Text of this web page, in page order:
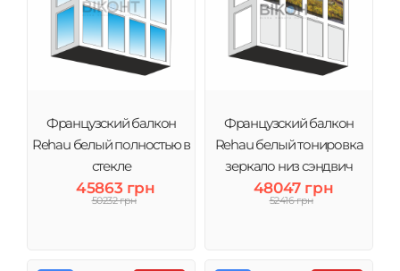
Французский балкон
Rehau белый полностью в
стекле
45863 грн
50232 грн
Французский балкон
Rehau белый тонировка
зеркало низ сэндвич
48047 грн
52416 грн